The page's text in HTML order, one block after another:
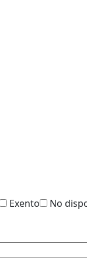
Exento
No